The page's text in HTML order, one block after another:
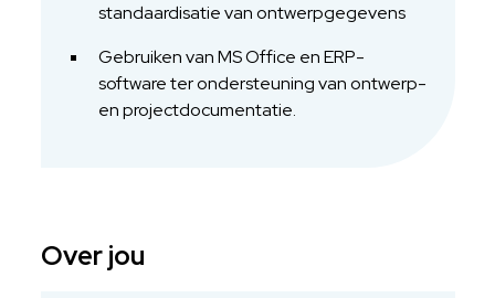
standaardisatie van ontwerpgegevens
Gebruiken van MS Office en ERP-
software ter ondersteuning van ontwerp-
en projectdocumentatie.
Over jou